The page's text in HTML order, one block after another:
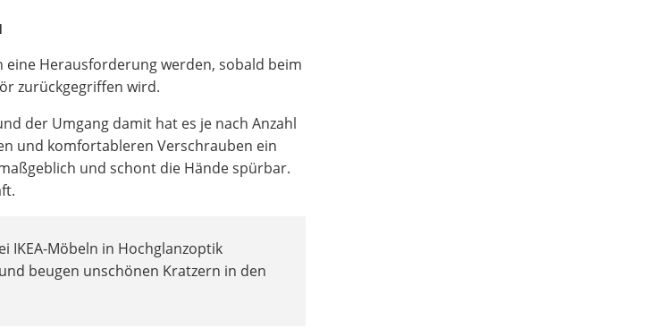
eine Herausforderung werden, sobald beim
zurückgegriffen wird.
der Umgang damit hat es je nach Anzahl
und komfortableren Verschrauben ein
und schont die Hände spürbar.
IKEA-Möbeln in Hochglanzoptik
beugen unschönen Kratzern in den